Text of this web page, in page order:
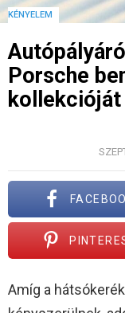
KÉNYELEM
Porsche
kollekcióját
Amíg a